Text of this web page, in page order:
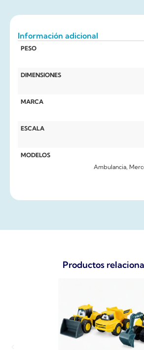
Información adicional
PESO
DIMENSIONES
MARCA
ESCALA
MODELOS
Ambulancia,
Productos